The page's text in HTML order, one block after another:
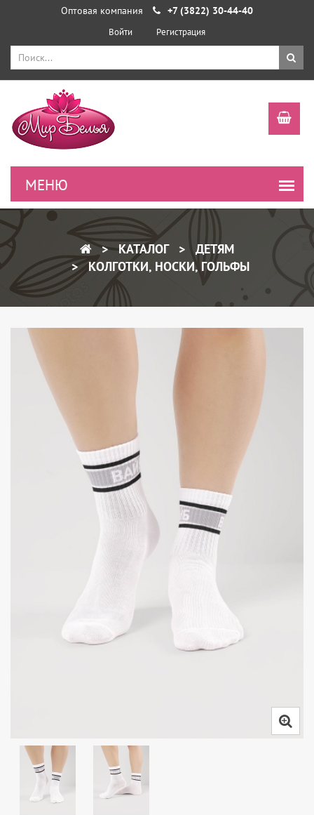
Оптовая компания +7 (3822) 30-44-40
Войти Регистрация
КАТАЛОГ
ДЕТЯМ
КОЛГОТКИ, НОСКИ, ГОЛЬФЫ